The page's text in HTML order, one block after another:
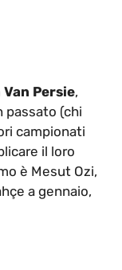
Van Persie,
passato (chi
campionati
il loro
è Mesut Ozi,
a gennaio,